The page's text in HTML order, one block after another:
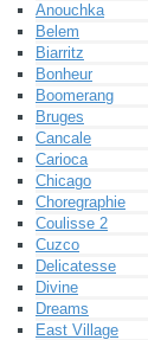
Anouchka
Belem
Biarritz
Bonheur
Boomerang
Bruges
Cancale
Carioca
Chicago
Choregraphie
Coulisse 2
Cuzco
Delicatesse
Divine
Dreams
East Village